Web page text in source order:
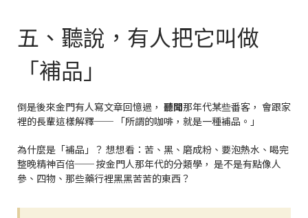
五、聽說，有人把它叫做
「補品」
倒是後來金門有人寫文章回憶過， 聽聞那年代某些番客， 會跟家
裡的長輩這樣解釋── 「所謂的咖啡，就是一種補品。」
為什麼是「補品」？ 想想看：苦、黑、磨成粉、要泡熱水、喝完
整晚精神百倍── 按金門人那年代的分類學， 是不是有點像人
參、四物、那些藥行裡黑黑苦苦的東西？